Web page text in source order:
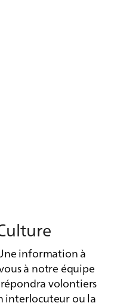
information à
à notre équipe
volontiers
interlocuteur ou la